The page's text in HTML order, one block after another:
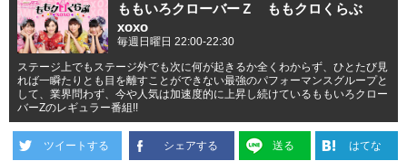
ももいろクローバーＺ ももクロくらぶ
xoxo
毎週日曜日 22:00-22:30
ステージ上でもステージ外でも次に何が起きるか全くわからず、ひとたび見
れば一瞬たりとも目を離すことができない最強のパフォーマンスグループと
して、業界問わず、今や人気は加速度的に上昇し続けているももいろクロー
バーZのレギュラー番組!!
ツイートする シェアする 送る はてな